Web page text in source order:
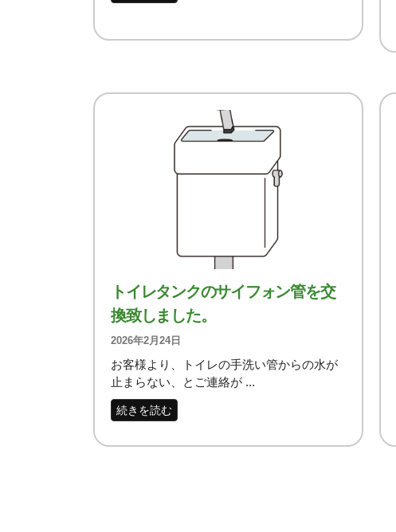
トイレタンクのサイフォン管を交
換致しました。
お客様より、トイレの手洗い管からの水が
止まらない、とご連絡が ...
続きを読む
2026年2月24日